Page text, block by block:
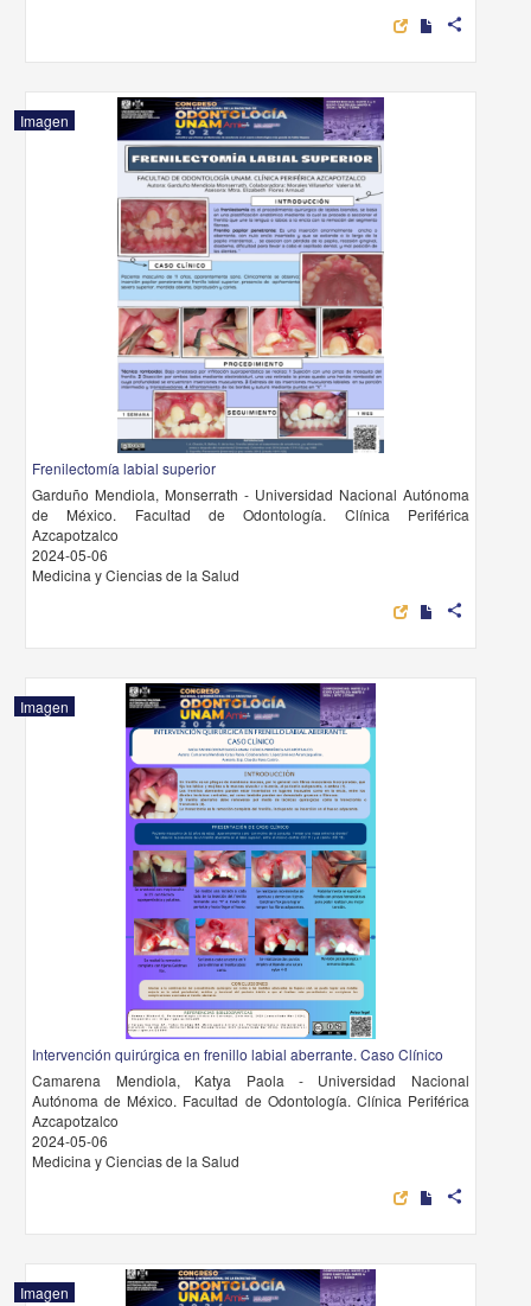
share
Imagen
Frenilectomía labial superior
Garduño Mendiola, Monserrath - Universidad Nacional Autónoma
de México. Facultad de Odontología. Clínica Periférica
Azcapotzalco
2024-05-06
Medicina y Ciencias de la Salud
share
Imagen
Intervención quirúrgica en frenillo labial aberrante. Caso Clínico
Camarena Mendiola, Katya Paola - Universidad Nacional
Autónoma de México. Facultad de Odontología. Clínica Periférica
Azcapotzalco
2024-05-06
Medicina y Ciencias de la Salud
share
Imagen